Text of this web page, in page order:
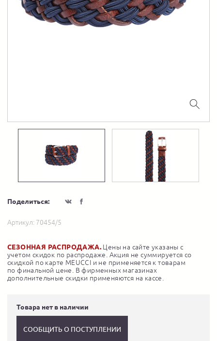
Поделиться:
Артикул: 70454/5
СЕЗОННАЯ РАСПРОДАЖА. Цены на сайте указаны с
учетом скидок по распродаже. Акция не суммируется со
скидкой по карте MEUCCI и не применяется к товарам
по финальной цене. В фирменных магазинах
дополнительные скидки применяются на кассе.
Товара нет в наличии
СООБЩИТЬ О ПОСТУПЛЕНИИ